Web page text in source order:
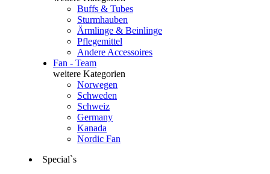
Buffs & Tubes
Sturmhauben
Ärmlinge & Beinlinge
Pflegemittel
Andere Accessoires
Fan - Team
weitere Kategorien
Norwegen
Schweden
Schweiz
Germany
Kanada
Nordic Fan
Special`s